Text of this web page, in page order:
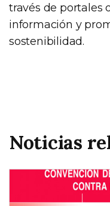
través de portales
información y
sostenibilidad.
Noticias